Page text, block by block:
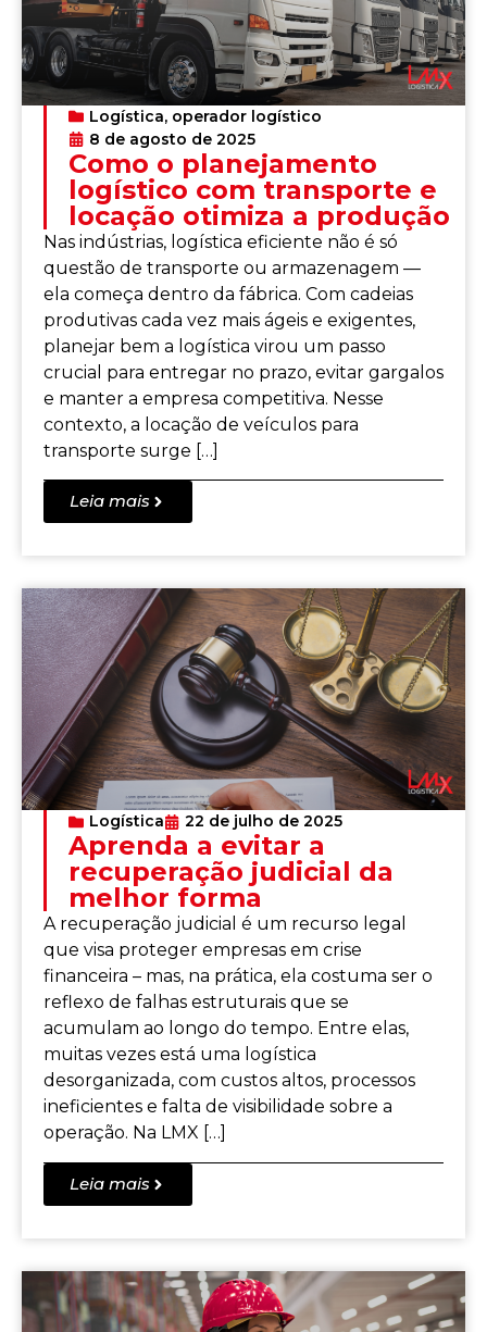
Logística, operador logístico
8 de agosto de 2025
Como o planejamento
logístico com transporte e
locação otimiza a produção
Nas indústrias, logística eficiente não é só
questão de transporte ou armazenagem —
ela começa dentro da fábrica. Com cadeias
produtivas cada vez mais ágeis e exigentes,
planejar bem a logística virou um passo
crucial para entregar no prazo, evitar gargalos
e manter a empresa competitiva. Nesse
contexto, a locação de veículos para
transporte surge […]
Leia mais
Logística 22 de julho de 2025
Aprenda a evitar a
recuperação judicial da
melhor forma
A recuperação judicial é um recurso legal
que visa proteger empresas em crise
financeira – mas, na prática, ela costuma ser o
reflexo de falhas estruturais que se
acumulam ao longo do tempo. Entre elas,
muitas vezes está uma logística
desorganizada, com custos altos, processos
ineficientes e falta de visibilidade sobre a
operação. Na LMX […]
Leia mais